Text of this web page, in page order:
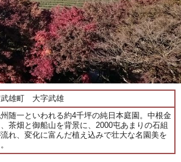
武雄町 大字武雄
随一といわれる約4千坪の純日本庭園。中根金
茶畑と御船山を背景に、2000屯あまりの石組
れ、変化に富んだ植え込みで壮大な名園美を